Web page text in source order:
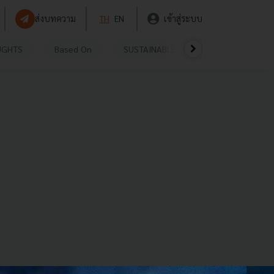
ส่งบทความ TH EN เข้าสู่ระบบ
Based On SUSTAINABLE